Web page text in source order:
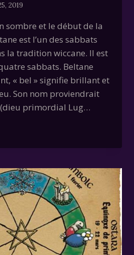
2019
sombre et le début de la
est l’un des sabbats
la tradition wiccane. Il est
sabbats. Beltane
« bel » signifie brillant et
Son nom proviendrait
primordial Lug…